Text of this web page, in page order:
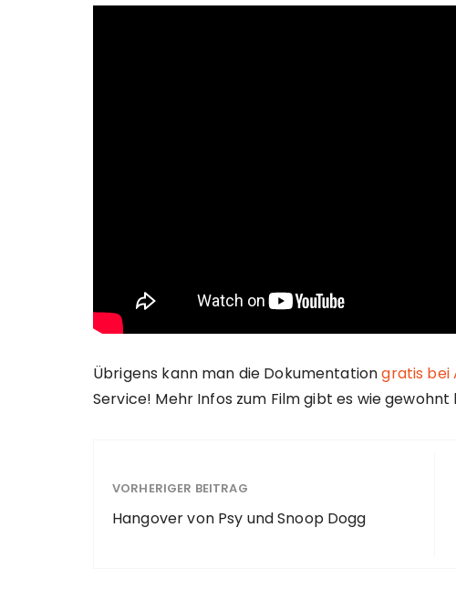
Übrigens kann man die Dokumentationgratis bei
Service! Mehr Infos zum Film gibt es wie gewohnt
VORHERIGER BEITRAG
Hangover von Psy und Snoop Dogg